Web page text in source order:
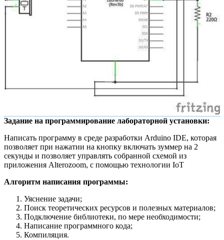
Задание на программирование лабораторной установки:
Написать программу в среде разработки Arduino IDE, которая
позволяет при нажатии на кнопку включать зуммер на 2
секунды и позволяет управлять собранной схемой из
приложения Alterozoom, с помощью технологии IoT
Алгоритм написания программы:
Уяснение задачи;
Поиск теоретических ресурсов и полезных материалов;
Подключение библиотеки, по мере необходимости;
Написание программного кода;
Компиляция.